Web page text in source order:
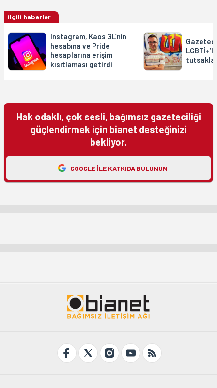
ilgili haberler
Instagram, Kaos GL’nin
hesabına ve Pride
hesaplarına erişim
kısıtlaması getirdi
Gazeteci
Hak odaklı, çok sesli, bağımsız gazeteciliği
güçlendirmek için bianet desteğinizi
bekliyor.
GOOGLE ILE KATKIDA BULUNUN